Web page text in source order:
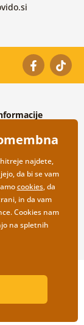
vprašanja
ustvaril
najdete,
da bi se vam
cookies, da
in da vam
Cookies nam
na spletnih